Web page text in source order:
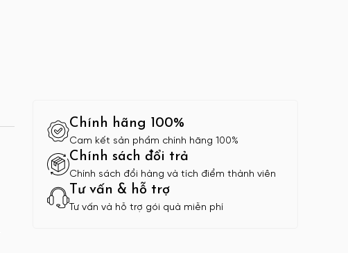
Chính hãng 100%
Cam kết sản phẩm chính hãng 100%
Chính sách đổi trả
Chính sách đổi hàng và tích điểm thành viên
Tư vấn & hỗ trợ
Tư vấn và hỗ trợ gói quà miễn phí